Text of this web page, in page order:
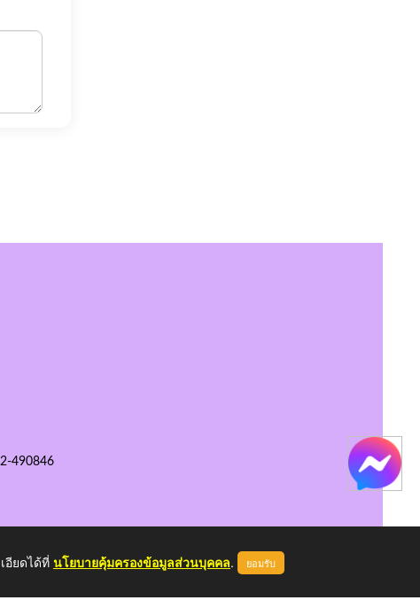
490846
หน้าแรก ผู้ดูแลระบบ
อียดได้ที่ นโยบายคุ้มครองข้อมูลส่วนบุคคล. ยอมรับ